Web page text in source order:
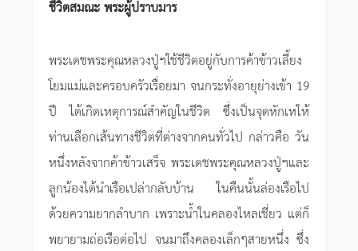
ชีวิตสมณะ พระผู้ปราบมาร
พระเดชพระคุณหลวงปู่ฯใช้ชีวิตอยู่กับการค้าข้าวเลี้ยง
โยมแม่และครอบครัวเรื่อยมา จนกระทั่งอายุย่างเข้า 19
ปี ได้เกิดเหตุการณ์สำคัญในชีวิต ซึ่งเป็นจุดหักเหให้
ท่านเลือกเส้นทางชีวิตที่ต่างจากคนทั่วไป กล่าวคือ วัน
หนึ่งหลังจากค้าข้าวเสร็จ พระเดชพระคุณหลวงปู่ฯและ
ลูกน้องได้นำเรือเปล่ากลับบ้าน ในคืนนั้นล่องเรือไป
ด้วยความยากลำบาก เพราะน้ำในคลองไหลเชี่ยว แต่ก็
พยายามถ่อเรือต่อไป จนมาถึงคลองเล็กๆสายหนึ่ง ซึ่ง